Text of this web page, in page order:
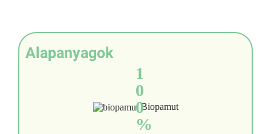
Alapanyagok
1
0
0
%
Biopamut